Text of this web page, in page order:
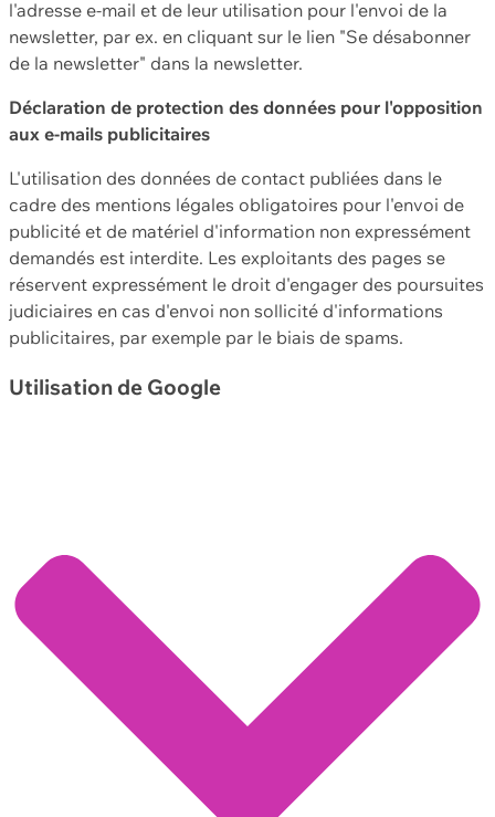
l'adresse e-mail et de leur utilisation pour l'envoi de la
newsletter, par ex. en cliquant sur le lien "Se désabonner
de la newsletter" dans la newsletter.
Déclaration de protection des données pour l'opposition
aux e-mails publicitaires
L'utilisation des données de contact publiées dans le
cadre des mentions légales obligatoires pour l'envoi de
publicité et de matériel d'information non expressément
demandés est interdite. Les exploitants des pages se
réservent expressément le droit d'engager des poursuites
judiciaires en cas d'envoi non sollicité d'informations
publicitaires, par exemple par le biais de spams.
Utilisation de Google